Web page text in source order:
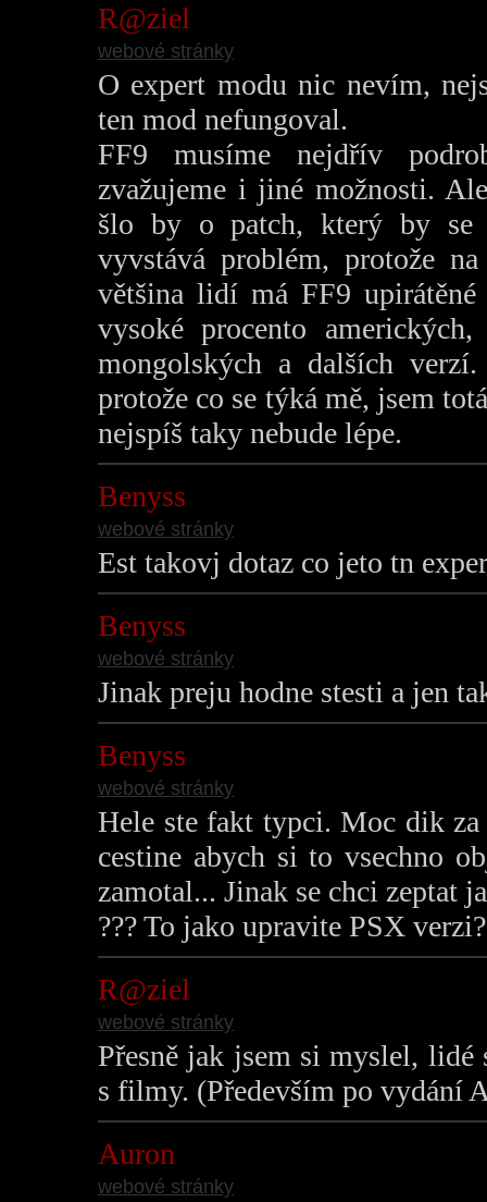
R@ziel
webové stránky
O expert modu nic nevím,
ten mod nefungoval.
FF9 musíme nejdřív
zvažujeme i jiné možnosti.
šlo by o patch, který by se
vyvstává problém, protože
většina lidí má FF9 upirátěné
vysoké procento
mongolských a dalších
protože co se týká mě, jsem
nejspíš taky nebude lépe.
Benyss
webové stránky
Est takovj dotaz co jeto tn
Benyss
webové stránky
Jinak preju hodne stesti a jen
Benyss
webové stránky
Hele ste fakt typci. Moc dik
cestine abych si to vsechno
zamotal... Jinak se chci zeptat
??? To jako upravite PSX verzi?
R@ziel
webové stránky
Přesně jak jsem si myslel,
s filmy. (Především po vydání
Auron
webové stránky